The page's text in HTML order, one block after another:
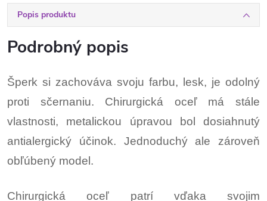
Popis produktu
Podrobný popis
Šperk si zachováva svoju farbu, lesk, je odolný
proti sčernaniu. Chirurgická oceľ má stále
vlastnosti, metalickou úpravou bol dosiahnutý
antialergický účinok. Jednoduchý ale zároveň
obľúbený model.
Chirurgická oceľ patrí vďaka svojim